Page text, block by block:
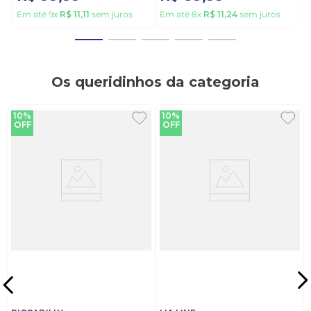
Em até 9x R$ 11,11 sem juros Em até 8x R$ 11,24 sem juros
Os queridinhos da categoria
10%
OFF
10%
OFF